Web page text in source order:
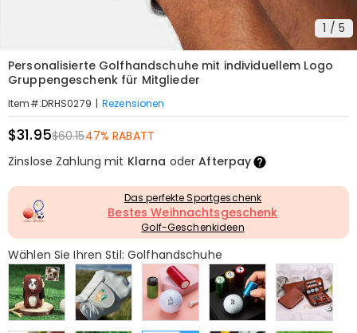
1 / 5
Personalisierte Golfhandschuhe mit individuellem Logo
Gruppengeschenk für Mitglieder
Item#:DRHS0279 | Rezensionen
$31.95$60.1547% RABATT
Zinslose Zahlung mit Klarna oderAfterpay
Das perfekte Sportgeschenk
Bestes Weihnachtsgeschenk
Golf-Geschenkideen
Wählen Sie Ihren Stil: Golfhandschuhe